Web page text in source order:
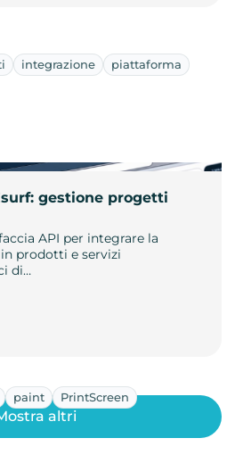
integrazione piattaforma
gestione progetti
API per integrare la
prodotti e servizi
di…
paint PrintScreen
altri